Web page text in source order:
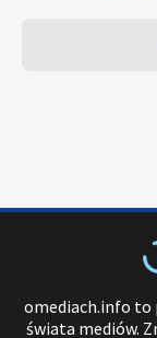
omediach.info to
świata mediów.